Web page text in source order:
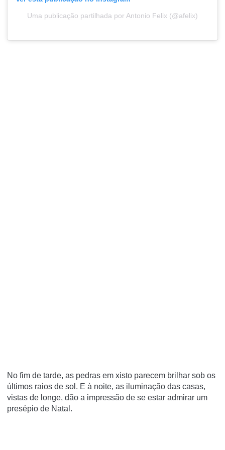
Uma publicação partilhada por Antonio Felix (@afelix)
No fim de tarde, as pedras em xisto parecem brilhar sob os
últimos raios de sol. E à noite, as iluminação das casas,
vistas de longe, dão a impressão de se estar admirar um
presépio de Natal.